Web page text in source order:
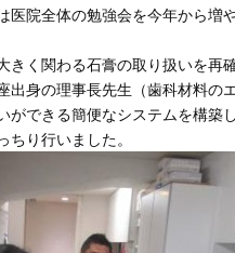
医院全体の勉強会を今年から増
きく関わる石膏の取り扱いを再
出身の理事長先生（歯科材料の
ができる簡便なシステムを構築
り行いました。